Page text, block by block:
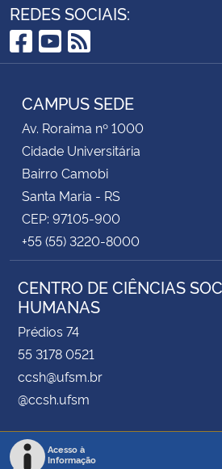
REDES SOCIAIS:
Facebook
YouTube
RSS
CAMPUS SEDE
Av. Roraima nº 1000
Cidade Universitária
Bairro Camobi
Santa Maria - RS
CEP: 97105-900
+55 (55) 3220-8000
CENTRO DE CIÊNCIAS
HUMANAS
Prédios 74
55 3178 0521
ccsh@ufsm.br
@ccsh.ufsm
Acesso à
Informação